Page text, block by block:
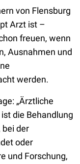
von Flensburg
Arzt ist –
freuen, wenn
Ausnahmen und
werden.
„Ärztliche
die Behandlung
bei der
oder
und Forschung,